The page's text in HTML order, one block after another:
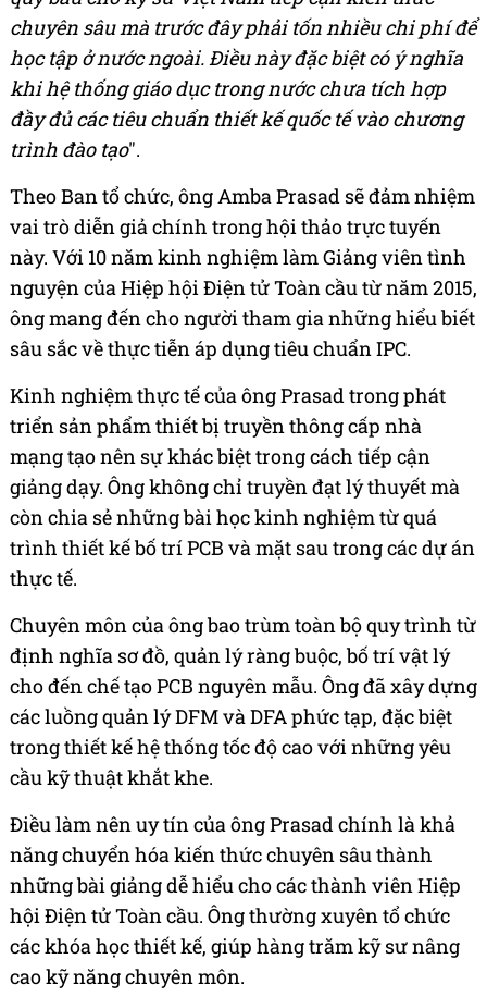
chuyên sâu mà trước đây phải tốn nhiều chi phí để
học tập ở nước ngoài. Điều này đặc biệt có ý nghĩa
khi hệ thống giáo dục trong nước chưa tích hợp
đầy đủ các tiêu chuẩn thiết kế quốc tế vào chương
trình đào tạo".
Theo Ban tổ chức, ông Amba Prasad sẽ đảm nhiệm
vai trò diễn giả chính trong hội thảo trực tuyến
này. Với 10 năm kinh nghiệm làm Giảng viên tình
nguyện của Hiệp hội Điện tử Toàn cầu từ năm 2015,
ông mang đến cho người tham gia những hiểu biết
sâu sắc về thực tiễn áp dụng tiêu chuẩn IPC.
Kinh nghiệm thực tế của ông Prasad trong phát
triển sản phẩm thiết bị truyền thông cấp nhà
mạng tạo nên sự khác biệt trong cách tiếp cận
giảng dạy. Ông không chỉ truyền đạt lý thuyết mà
còn chia sẻ những bài học kinh nghiệm từ quá
trình thiết kế bố trí PCB và mặt sau trong các dự án
thực tế.
Chuyên môn của ông bao trùm toàn bộ quy trình từ
định nghĩa sơ đồ, quản lý ràng buộc, bố trí vật lý
cho đến chế tạo PCB nguyên mẫu. Ông đã xây dựng
các luồng quản lý DFM và DFA phức tạp, đặc biệt
trong thiết kế hệ thống tốc độ cao với những yêu
cầu kỹ thuật khắt khe.
Điều làm nên uy tín của ông Prasad chính là khả
năng chuyển hóa kiến thức chuyên sâu thành
những bài giảng dễ hiểu cho các thành viên Hiệp
hội Điện tử Toàn cầu. Ông thường xuyên tổ chức
các khóa học thiết kế, giúp hàng trăm kỹ sư nâng
cao kỹ năng chuyên môn.